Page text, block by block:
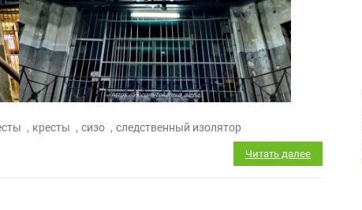
, кресты , сизо , следственный изолятор
Читать далее